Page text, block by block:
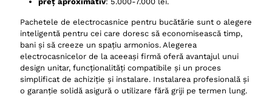
Pachetele de electrocasnice pentru bucătărie sunt o alegere
inteligentă pentru cei care doresc să economisească timp,
bani și să creeze un spațiu armonios. Alegerea
electrocasnicelor de la aceeași firmă oferă avantajul unui
design unitar, funcționalități compatibile și un proces
simplificat de achiziție și instalare. Instalarea profesională și
o garanție solidă asigură o utilizare fără griji pe termen lung.